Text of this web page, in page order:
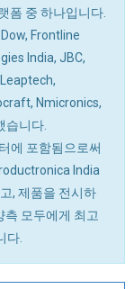
폼 중 하나입니다.
Frontline
India, JBC,
Nmicronics,
습니다.
에 포함됨으로써
India
, 제품을 전시하
측 모두에게 최고
다.